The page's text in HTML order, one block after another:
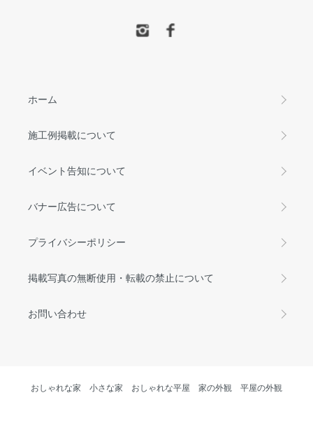
ホーム
施工例掲載について
イベント告知について
バナー広告について
プライバシーポリシー
掲載写真の無断使用・転載の禁止について
お問い合わせ
おしゃれな家 小さな家 おしゃれな平屋 家の外観 平屋の外観